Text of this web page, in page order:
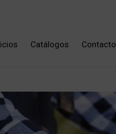
Catálogos Contacto